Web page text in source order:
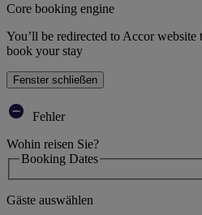
Core booking engine
You’ll be redirected to Accor
book your stay
Fenster schließen
Fehler
Wohin reisen Sie?
Booking Dates
Gäste auswählen